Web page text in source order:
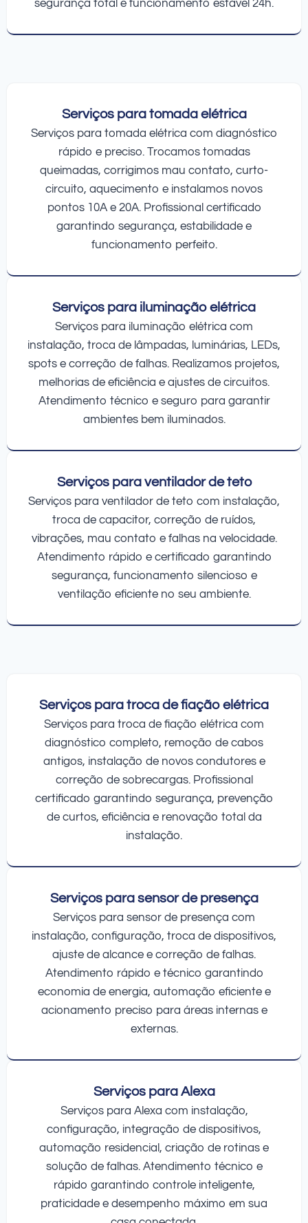
segurança total e funcionamento estável 24h.
Serviços para tomada elétrica
Serviços para tomada elétrica com diagnóstico
rápido e preciso. Trocamos tomadas
queimadas, corrigimos mau contato, curto-
circuito, aquecimento e instalamos novos
pontos 10A e 20A. Profissional certificado
garantindo segurança, estabilidade e
funcionamento perfeito.
Serviços para iluminação elétrica
Serviços para iluminação elétrica com
instalação, troca de lâmpadas, luminárias, LEDs,
spots e correção de falhas. Realizamos projetos,
melhorias de eficiência e ajustes de circuitos.
Atendimento técnico e seguro para garantir
ambientes bem iluminados.
Serviços para ventilador de teto
Serviços para ventilador de teto com instalação,
troca de capacitor, correção de ruídos,
vibrações, mau contato e falhas na velocidade.
Atendimento rápido e certificado garantindo
segurança, funcionamento silencioso e
ventilação eficiente no seu ambiente.
Serviços para troca de fiação elétrica
Serviços para troca de fiação elétrica com
diagnóstico completo, remoção de cabos
antigos, instalação de novos condutores e
correção de sobrecargas. Profissional
certificado garantindo segurança, prevenção
de curtos, eficiência e renovação total da
instalação.
Serviços para sensor de presença
Serviços para sensor de presença com
instalação, configuração, troca de dispositivos,
ajuste de alcance e correção de falhas.
Atendimento rápido e técnico garantindo
economia de energia, automação eficiente e
acionamento preciso para áreas internas e
externas.
Serviços para Alexa
Serviços para Alexa com instalação,
configuração, integração de dispositivos,
automação residencial, criação de rotinas e
solução de falhas. Atendimento técnico e
rápido garantindo controle inteligente,
praticidade e desempenho máximo em sua